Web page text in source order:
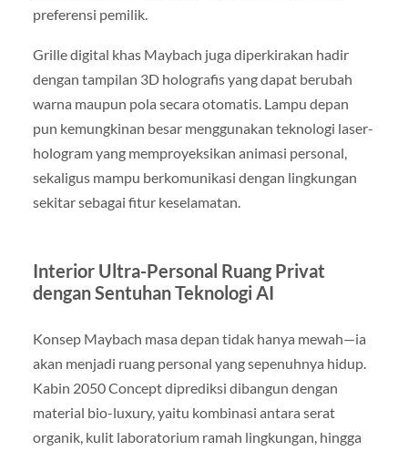
preferensi pemilik.
Grille digital khas Maybach juga diperkirakan hadir
dengan tampilan 3D holografis yang dapat berubah
warna maupun pola secara otomatis. Lampu depan
pun kemungkinan besar menggunakan teknologi laser-
hologram yang memproyeksikan animasi personal,
sekaligus mampu berkomunikasi dengan lingkungan
sekitar sebagai fitur keselamatan.
Interior Ultra-Personal Ruang Privat
dengan Sentuhan Teknologi AI
Konsep Maybach masa depan tidak hanya mewah—ia
akan menjadi ruang personal yang sepenuhnya hidup.
Kabin 2050 Concept diprediksi dibangun dengan
material bio-luxury, yaitu kombinasi antara serat
organik, kulit laboratorium ramah lingkungan, hingga